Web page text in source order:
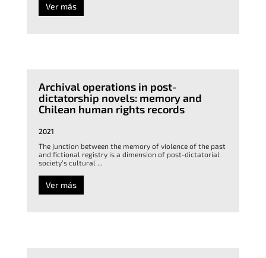
Ver más
Archival operations in post-
dictatorship novels: memory and
Chilean human rights records
2021
The junction between the memory of violence of the past
and fictional registry is a dimension of post-dictatorial
society’s cultural ...
Ver más